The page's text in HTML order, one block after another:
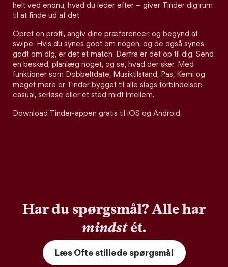
helt ved endnu, hvad du leder efter – giver Tinder dig rum
til at finde ud af det.
Opret en profil, angiv dine præferencer, og begynd at
swipe. Hvis du synes godt om nogen, og de også synes
godt om dig, er det et match. Derfra er det op til dig. Send
en besked, planlæg noget, og se, hvad der sker. Med
funktioner som Dobbeltdate, Musiktilstand, Pas, Kemi og
meget mere er Tinder bygget til alle slags forbindelser:
casual, seriøse eller et sted midt imellem.
Download Tinder-appen gratis til iOS og Android.
Har du spørgsmål? Alle har
mindstét.
Læs Ofte stillede spørgsmål